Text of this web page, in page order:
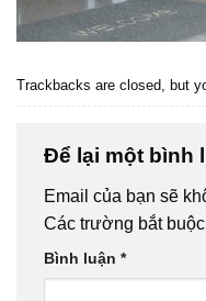
Trackbacks are closed, but
Để lại một bình
Email của bạn sẽ
Các trường bắt
Bình luận *